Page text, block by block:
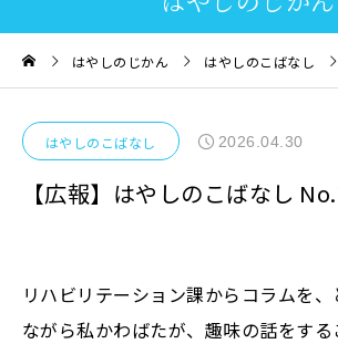
はやしのじかん はやしのこばなし
はやしのこばなし 2026.04.30
【広報】はやしのこばなし
リハビリテーション課からコラムを
ながら私かわばたが、趣味の話をす